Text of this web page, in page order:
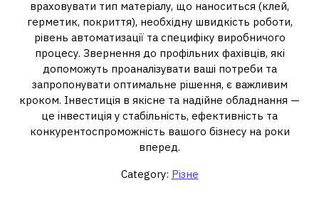
враховувати тип матеріалу, що наноситься (клей,
герметик, покриття), необхідну швидкість роботи,
рівень автоматизації та специфіку виробничого
процесу. Звернення до профільних фахівців, які
допоможуть проаналізувати ваші потреби та
запропонувати оптимальне рішення, є важливим
кроком. Інвестиція в якісне та надійне обладнання —
це інвестиція у стабільність, ефективність та
конкурентоспроможність вашого бізнесу на роки
вперед.
Category: Різне